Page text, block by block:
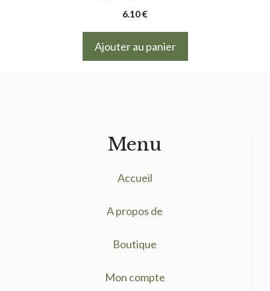
6.10€
Ajouter au panier
Menu
Accueil
A propos de
Boutique
Mon compte